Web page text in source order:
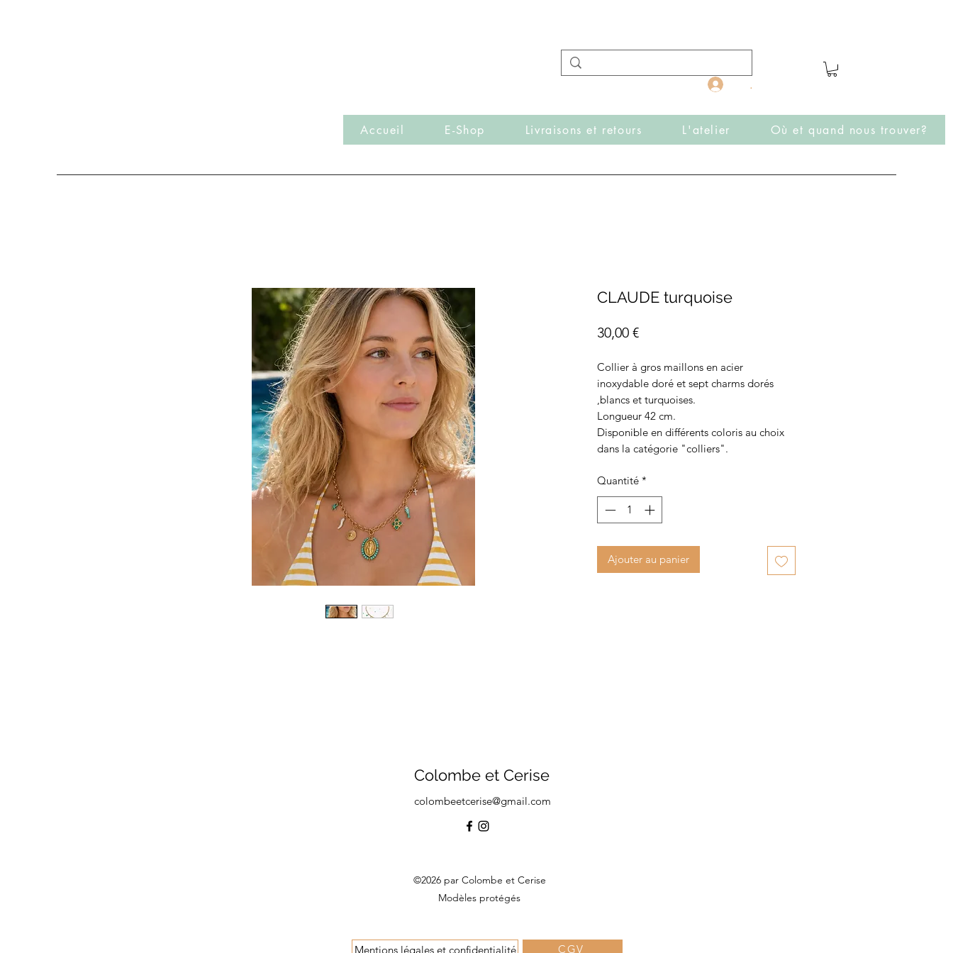
.
Accueil E-Shop Livraisons et retours L'atelier Où et quand nous trouver?
CLAUDE turquoise
30,00 €Prix
Collier à gros maillons en acier
inoxydable doré et sept charms dorés
,blancs et turquoises.
Longueur 42 cm.
Disponible en différents coloris au choix
dans la catégorie "colliers".
Quantité *
Ajouter au panier
Colombe et Cerise
colombeetcerise@gmail.com
©2026 par Colombe et Cerise
Modèles protégés
Mentions légales et confidentialité CGV